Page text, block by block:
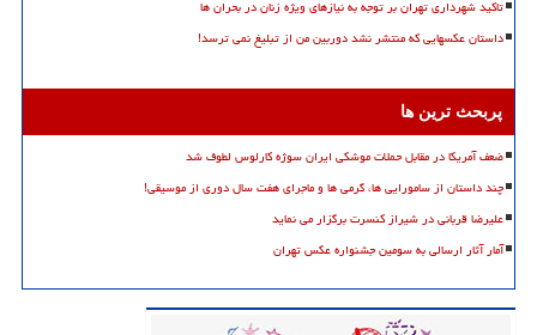
تاکید شهرداری تهران بر توجه به نیازهای ویژه زنان در بحران ها
داستان عکسهایی که منتشر نشد دوربین من از تبلیغ نمی ترسد!
پربحث ترین ها
ضعف آمریکا در مقابل حملات موشکی ایران سوژه کارلوس لطوف شد
چند داستان از سامورایی ها، گرمی ها و ماجرای هفت سال دوری از موسیقی!
علیرضا قربانی در شیراز کنسرت برگزار می نماید
آمار آثار ارسالی به سومین جشنواره عکس تهران